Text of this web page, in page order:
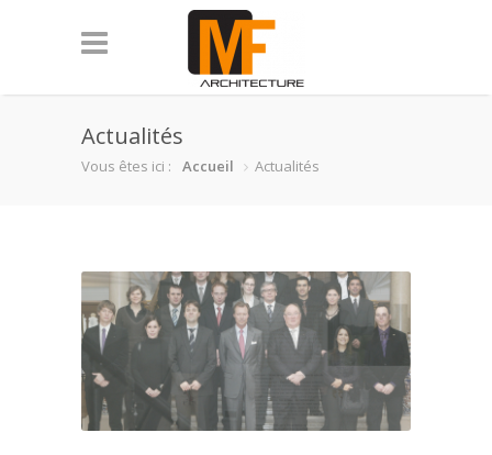
Actualités
Vous êtes ici : Accueil Actualités